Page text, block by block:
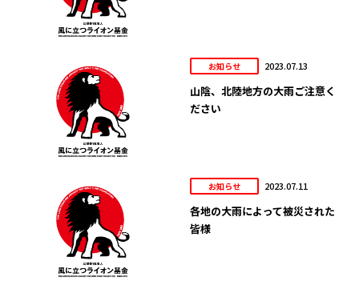
お知らせ 2023.07.13
山陰、北陸地方の大雨ご注意く
ださい
お知らせ 2023.07.11
各地の大雨によって被災された
皆様